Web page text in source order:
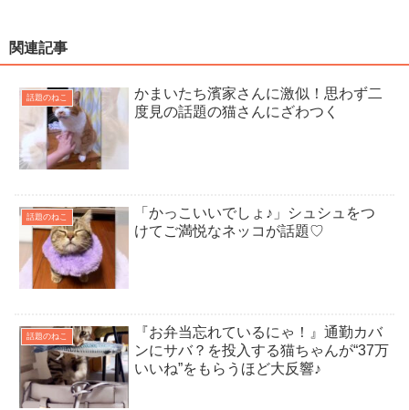
関連記事
話題のねこ
かまいたち濱家さんに激似！思わず二
度見の話題の猫さんにざわつく
話題のねこ
「かっこいいでしょ♪」シュシュをつ
けてご満悦なネッコが話題♡
話題のねこ
『お弁当忘れているにゃ！』通勤カバ
ンにサバ？を投入する猫ちゃんが“37万
いいね”をもらうほど大反響♪